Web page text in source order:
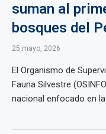
suman al
bosques del
25 mayo, 2026
El Organismo de
Fauna Silvestre
nacional enfocado en